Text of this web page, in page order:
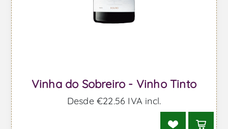
Vinha do Sobreiro - Vinho Tinto
Desde €22,56 IVA incl.